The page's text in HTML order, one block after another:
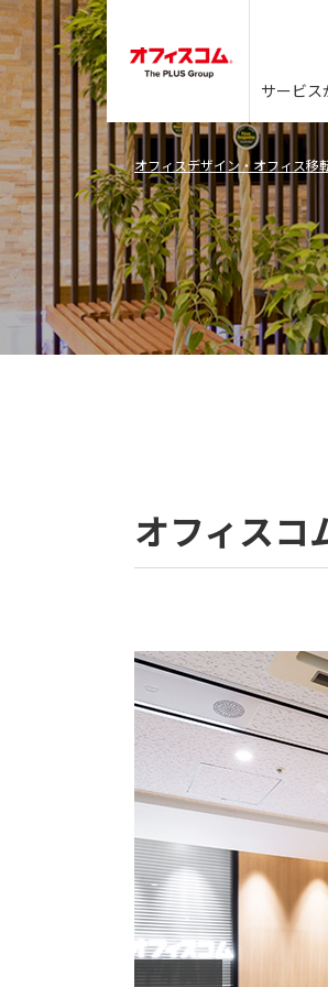
サービス
オフィスデザイン・オフィス移
オフィスコ